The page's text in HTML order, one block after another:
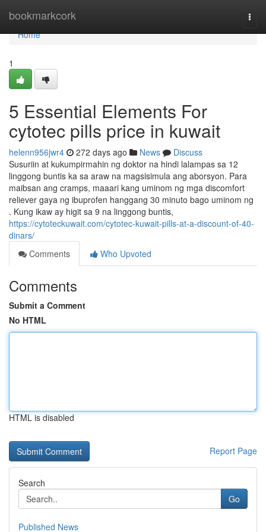
bookmarkcork
Home
Home
1
5 Essential Elements For
cytotec pills price in kuwait
helenn956jwr4 272 days ago News
Discuss
Susuriin at kukumpirmahin ng doktor na hindi lalampas sa 12
linggong buntis ka sa araw na magsisimula ang aborsyon. Para
maibsan ang cramps, maaari kang uminom ng mga discomfort
reliever gaya ng ibuprofen hanggang 30 minuto bago uminom ng
. Kung ikaw ay higit sa 9 na linggong buntis,
https://cytoteckuwait.com/cytotec-kuwait-pills-at-a-discount-of-40-
dinars/
Comments
Who Upvoted
Comments
Submit a Comment
No HTML
HTML is disabled
Report Page
Search
Go
Published News